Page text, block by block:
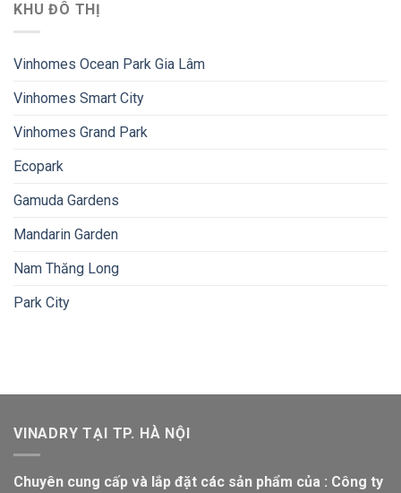
KHU ĐÔ THỊ
Vinhomes Ocean Park Gia Lâm
Vinhomes Smart City
Vinhomes Grand Park
Ecopark
Gamuda Gardens
Mandarin Garden
Nam Thăng Long
Park City
VINADRY TẠI TP. HÀ NỘI
Chuyên cung cấp và lắp đặt các sản phẩm của : Công ty